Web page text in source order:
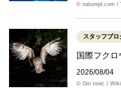
© naturepl.com /
スタッフブロ
国際フクロ
2026/08/04
© Gin tonic /